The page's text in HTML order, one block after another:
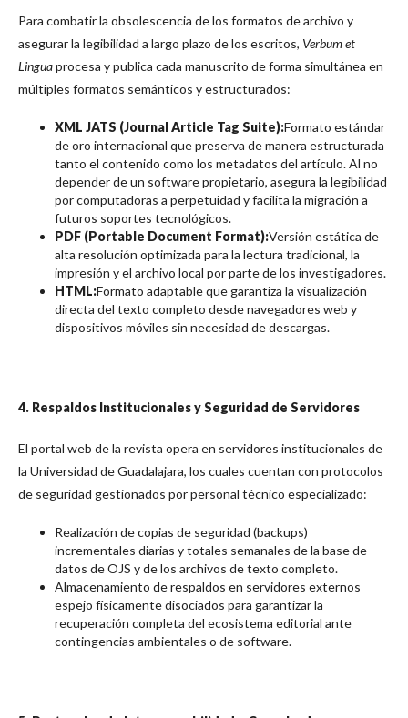
Para combatir la obsolescencia de los formatos de archivo y
asegurar la legibilidad a largo plazo de los escritos, Verbum et
Linguaprocesa y publica cada manuscrito de forma simultánea en
múltiples formatos semánticos y estructurados:
XML JATS (Journal Article Tag Suite):Formato estándar
de oro internacional que preserva de manera estructurada
tanto el contenido como los metadatos del artículo. Al no
depender de un software propietario, asegura la legibilidad
por computadoras a perpetuidad y facilita la migración a
futuros soportes tecnológicos.
PDF (Portable Document Format):Versión estática de
alta resolución optimizada para la lectura tradicional, la
impresión y el archivo local por parte de los investigadores.
HTML:Formato adaptable que garantiza la visualización
directa del texto completo desde navegadores web y
dispositivos móviles sin necesidad de descargas.
4. Respaldos Institucionales y Seguridad de Servidores
El portal web de la revista opera en servidores institucionales de
la Universidad de Guadalajara, los cuales cuentan con protocolos
de seguridad gestionados por personal técnico especializado:
Realización de copias de seguridad (backups)
incrementales diarias y totales semanales de la base de
datos de OJS y de los archivos de texto completo.
Almacenamiento de respaldos en servidores externos
espejo físicamente disociados para garantizar la
recuperación completa del ecosistema editorial ante
contingencias ambientales o de software.